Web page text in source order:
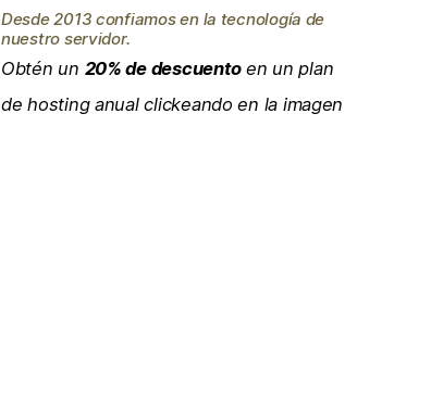
Desde 2013 confiamos en la tecnología de
nuestro servidor.
Obtén un 20% de descuentoen un plan
de hosting anual clickeando en la imagen